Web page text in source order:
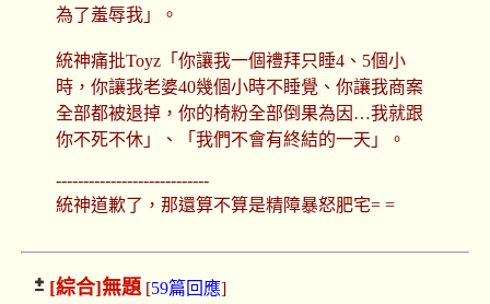
為了羞辱我」。
統神痛批Toyz「你讓我一個禮拜只睡4、5個小
時，你讓我老婆40幾個小時不睡覺、你讓我商案
全部都被退掉，你的椅粉全部倒果為因…我就跟
你不死不休」、「我們不會有終結的一天」。
----------------------------
統神道歉了，那還算不算是精障暴怒肥宅= =
[綜合]無題[59篇回應]